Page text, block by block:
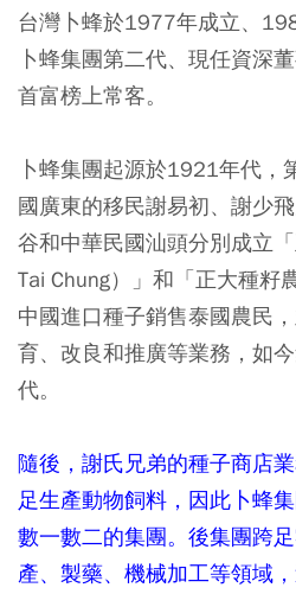
台灣卜蜂於1977年成立、
卜蜂集團第二代、現任資深
首富榜上常客。
卜蜂集團起源於1921年代，
國廣東的移民謝易初、謝少
谷和中華民國汕頭分別成立
Tai Chung）」和「正大種籽
中國進口種子銷售泰國農民
育、改良和推廣等業務，如
代。
隨後，謝氏兄弟的種子商店
足生產動物飼料，因此卜蜂
數一數二的集團。後集團跨
產、製藥、機械加工等領域